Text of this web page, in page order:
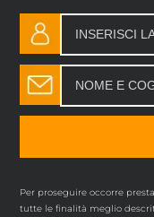
Per proseguire occorre
tutte le finalità meglio